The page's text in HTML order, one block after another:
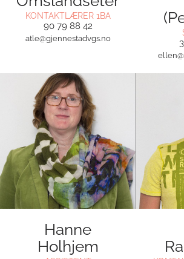
KONTAKTLÆRER 1BA
90 79 88 42
atle@gjennestadvgs.no
Hanne
Holhjem